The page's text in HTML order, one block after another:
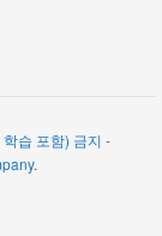
습 포함) 금지 -
.